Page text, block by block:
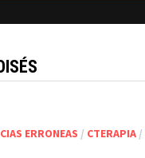
ERRONEAS / CTERAPIA/